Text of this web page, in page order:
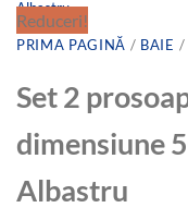
Reduceri!
PRIMA PAGINĂ / BAIE /
Set 2
dimensiune
Albastru